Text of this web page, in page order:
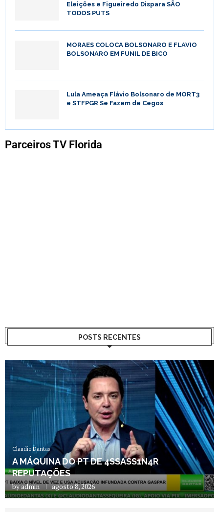
Eleições e Figueiredo Dispara SÃO
TODOS PUTS
MORAES COLOCA BOLSONARO E FLAVIO
BOLSONARO EM FUNIL DE BICO
Lula Ameaça Flávio Bolsonaro de MORT3
e STFPGR Se Fazem de Cegos
Parceiros TV Florida
POSTS RECENTES
Claudio Dantas
A MÁQUINA DO PT DE 4SSASS1N4R
REPUTAÇÕES
byadmin agosto 8, 2026